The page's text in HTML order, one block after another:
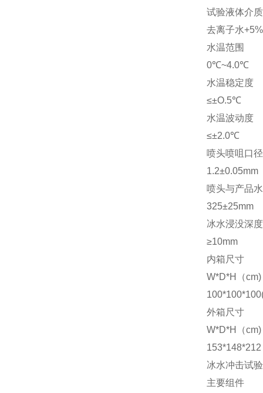
试验液体介质
去离子水
水温范围
0℃~4.0℃
水温稳定度
≤±O.5℃
水温波动度
≤±2.0℃
喷头喷咀口径
1.2±0.05mm
喷头与产品
325±25mm
冰水浸没深度
≥10mm
内箱尺寸
W*D*H（cm)
外箱尺寸
W*D*H（cm)
冰水冲击试
主要组件